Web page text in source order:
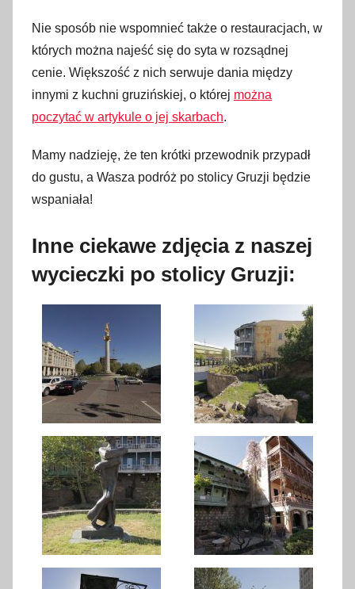
Nie sposób nie wspomnieć także o restauracjach, w
których można najeść się do syta w rozsądnej
cenie. Większość z nich serwuje dania między
innymi z kuchni gruzińskiej, o której można
poczytać w artykule o jej skarbach.
Mamy nadzieję, że ten krótki przewodnik przypadł
do gustu, a Wasza podróż po stolicy Gruzji będzie
wspaniała!
Inne ciekawe zdjęcia z naszej
wycieczki po stolicy Gruzji: